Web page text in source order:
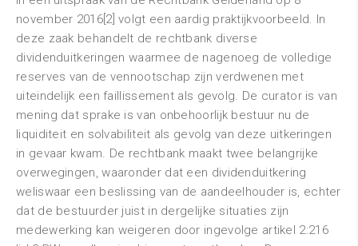
november 2016[2] volgt een aardig praktijkvoorbeeld. In
deze zaak behandelt de rechtbank diverse
dividenduitkeringen waarmee de nagenoeg de volledige
reserves van de vennootschap zijn verdwenen met
uiteindelijk een faillissement als gevolg. De curator is van
mening dat sprake is van onbehoorlijk bestuur nu de
liquiditeit en solvabiliteit als gevolg van deze uitkeringen
in gevaar kwam. De rechtbank maakt twee belangrijke
overwegingen, waaronder dat een dividenduitkering
weliswaar een beslissing van de aandeelhouder is, echter
dat de bestuurder juist in dergelijke situaties zijn
medewerking kan weigeren door ingevolge artikel 2:216